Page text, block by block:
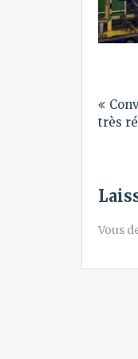
de
très
Vous